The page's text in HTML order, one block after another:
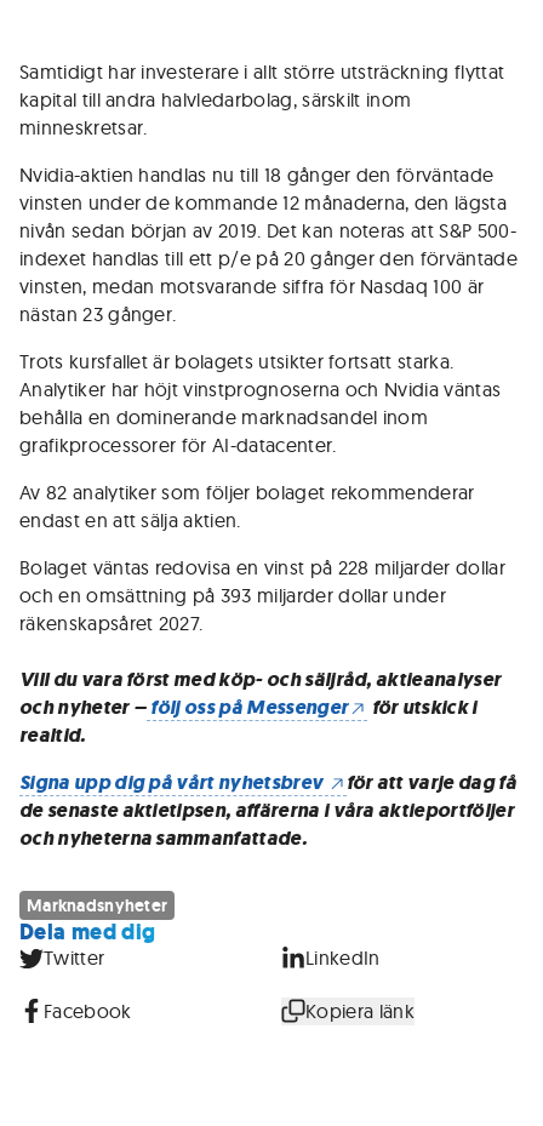
Samtidigt har investerare i allt större utsträckning flyttat
kapital till andra halvledarbolag, särskilt inom
minneskretsar.
Nvidia-aktien handlas nu till 18 gånger den förväntade
vinsten under de kommande 12 månaderna, den lägsta
nivån sedan början av 2019. Det kan noteras att S&P 500-
indexet handlas till ett p/e på 20 gånger den förväntade
vinsten, medan motsvarande siffra för Nasdaq 100 är
nästan 23 gånger.
Trots kursfallet är bolagets utsikter fortsatt starka.
Analytiker har höjt vinstprognoserna och Nvidia väntas
behålla en dominerande marknadsandel inom
grafikprocessorer för AI-datacenter.
Av 82 analytiker som följer bolaget rekommenderar
endast en att sälja aktien.
Bolaget väntas redovisa en vinst på 228 miljarder dollar
och en omsättning på 393 miljarder dollar under
räkenskapsåret 2027.
Vill du vara först med köp- och säljråd, aktieanalyser
och nyheter –följ oss på Messenger
för utskick i
realtid.
Signa upp dig på vårt nyhetsbrev
för att varje dag få
de senaste aktietipsen, affärerna i våra aktieportföljer
och nyheterna sammanfattade.
Marknadsnyheter
Dela med dig
Twitter LinkedIn
Facebook Kopiera länk